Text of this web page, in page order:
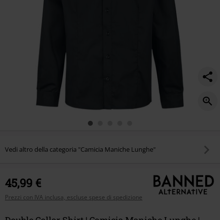
Vedi altro della categoria "Camicia Maniche Lunghe"
45,99 €
Prezzi con IVA inclusa, escluse spese di spedizione